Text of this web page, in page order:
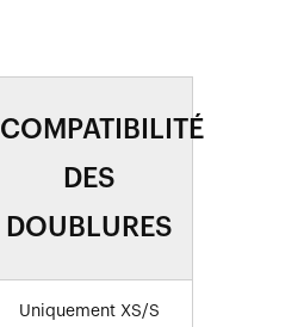
COMPATIBILITÉ
DES
DOUBLURES
Uniquement XS/S